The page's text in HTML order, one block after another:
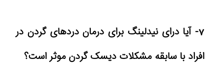
7- آیا درای نیدلینگ برای درمان دردهای گردن در
افراد با سابقه مشکلات دیسک گردن موثر است؟